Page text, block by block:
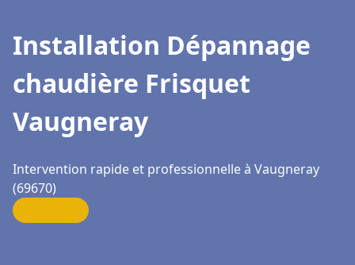
Installation Dépannage
chaudière Frisquet
Vaugneray
Intervention rapide et professionnelle à Vaugneray
(69670)